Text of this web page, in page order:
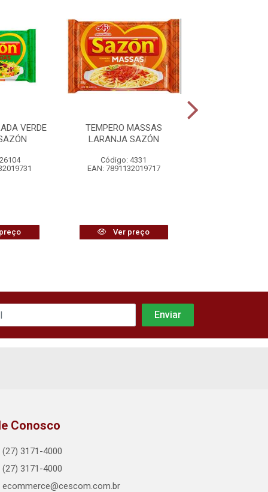
VERDE
TEMPERO MASSAS
LARANJA SAZÓN
Código: 4331
EAN: 7891132019717
Ver preço
Conosco
(27) 3171-4000
(27) 3171-4000
ecommerce@cescom.com.br